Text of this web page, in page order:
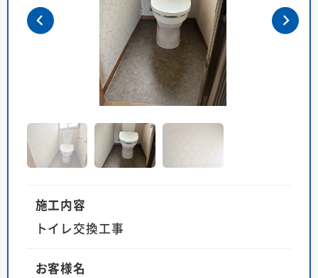
施工内容
トイレ交換工事
お客様名